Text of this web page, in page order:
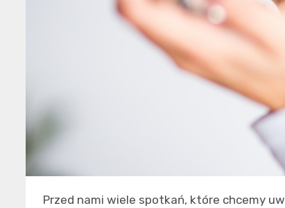
Przed nami wiele spotkań, które chcemy